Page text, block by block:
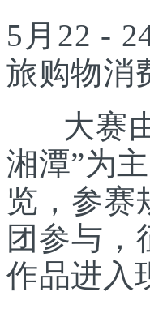
5月22 -
旅购物消
大赛由
湘潭”为
览，参赛
团参与，
作品进入